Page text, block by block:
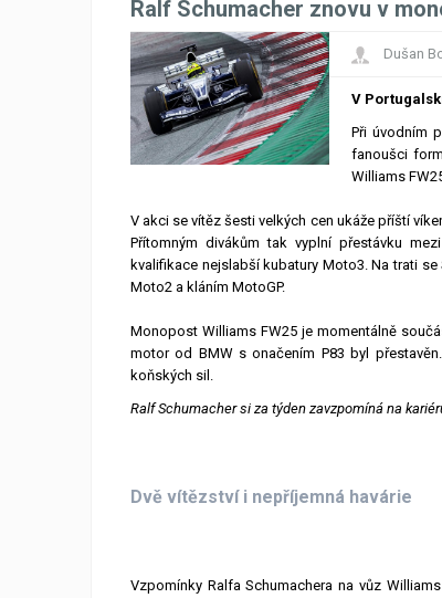
Ralf Schumacher znovu v
Dušan
V
Při úvodním
fanoušci
Williams
V akci se vítěz šesti velkých cen ukáže příští
Přítomným divákům tak vyplní přestávku
kvalifikace nejslabší kubatury Moto3. Na trati
Moto2 a kláním MotoGP.
Monopost Williams FW25 je momentálně
motor od BMW s onačením P83 byl
koňských sil.
Ralf Schumacher si za týden zavzpomíná na
Dvě vítězství i nepříjemná havárie
Vzpomínky Ralfa Schumachera na vůz